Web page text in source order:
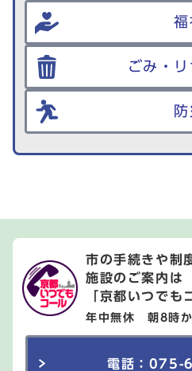
福
ごみ・
防
市の手続きや制
施設のご案内は
「京都いつでも
年中無休 朝8時
電話：075-